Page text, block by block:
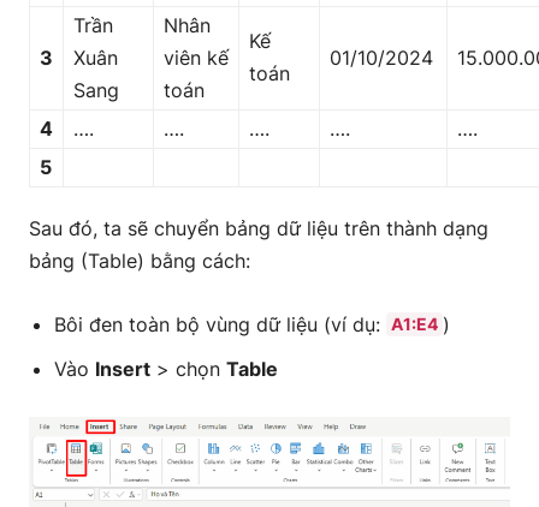
3
Trần
Xuân
Sang
Nhân
viên kế
toán
Kế
toán
01/10/2024
4 …. …. …. ….
….
5
Sau đó, ta sẽ chuyển bảng dữ liệu trên thành dạng
bảng (Table) bằng cách:
Bôi đen toàn bộ vùng dữ liệu (ví dụ: A1:E4 )
Vào Insert > chọn Table